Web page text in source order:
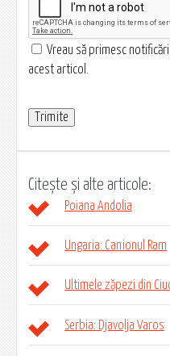
Vreau să primesc
acest articol.
Citește și alte articole:
Poiana Andolia
Ungaria: Canionul Ram
Ultimele zăpezi din
Serbia: Djavolja Varos